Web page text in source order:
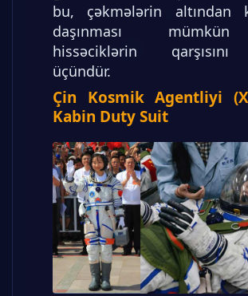
bu, çəkmələrin altından
daşınması
hissəciklərin
üçündür.
Çin Kosmik Agentliyi
Kabin Duty Suit